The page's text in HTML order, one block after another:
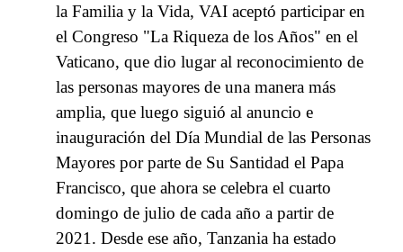
la Familia y la Vida, VAI aceptó participar en
el Congreso "La Riqueza de los Años" en el
Vaticano, que dio lugar al reconocimiento de
las personas mayores de una manera más
amplia, que luego siguió al anuncio e
inauguración del Día Mundial de las Personas
Mayores por parte de Su Santidad el Papa
Francisco, que ahora se celebra el cuarto
domingo de julio de cada año a partir de
2021. Desde ese año, Tanzania ha estado